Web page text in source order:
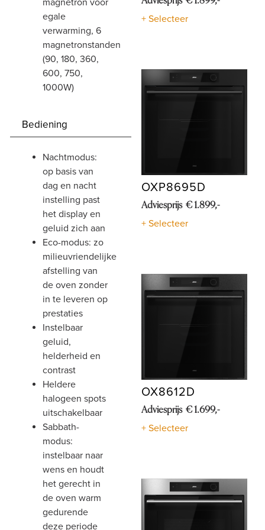
magnetron voor
egale
verwarming, 6
magnetronstanden
(90, 180, 360,
600, 750,
1000W)
Bediening
nachtmodus:
op basis van
dag en nacht
instelling past
het display en
geluid zich aan
eco-modus: zo
milieuvriendelijke
afstelling van
de oven zonder
in te leveren op
prestaties
instelbaar
geluid,
helderheid en
contrast
heldere
halogeen spots
uitschakelbaar
sabbath-
modus:
instelbaar naar
wens en houdt
het gerecht in
de oven warm
gedurende
deze periode
+ Selecteer
OXP8695D
Adviesprijs € 1.899,-
+ Selecteer
OX8612D
Adviesprijs € 1.699,-
+ Selecteer